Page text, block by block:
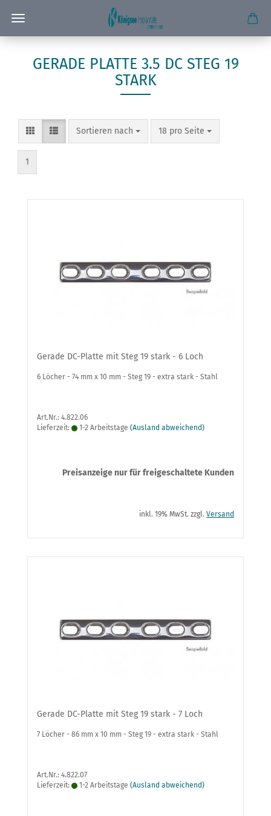
GERADE PLATTE 3.5 DC STEG 19
STARK
Sortieren nach
Sortieren nach 18 pro Seite
pro Seite
1
Gerade DC-Platte mit Steg 19 stark - 6 Loch
6 Löcher - 74 mm x 10 mm - Steg 19 - extra stark - Stahl
Art.Nr.: 4.822.06
Lieferzeit:
1-2 Arbeitstage (Ausland abweichend)
Preisanzeige nur für freigeschaltete Kunden
inkl. 19% MwSt. zzgl. Versand
Gerade DC-Platte mit Steg 19 stark - 7 Loch
7 Löcher - 86 mm x 10 mm - Steg 19 - extra stark - Stahl
Art.Nr.: 4.822.07
Lieferzeit:
1-2 Arbeitstage (Ausland abweichend)